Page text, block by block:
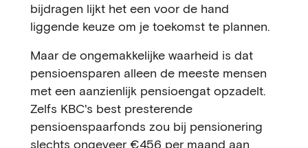
bijdragen lijkt het een voor de hand
liggende keuze om je toekomst te plannen.
Maar de ongemakkelijke waarheid is dat
pensioensparen alleen de meeste mensen
met een aanzienlijk pensioengat opzadelt.
Zelfs KBC's best presterende
pensioenspaarfonds zou bij pensionering
slechts ongeveer €456 per maand aan